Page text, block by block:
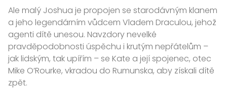
Ale malý Joshua je propojen se starodávným klanem
a jeho legendárním vůdcem Vladem Draculou, jehož
agenti dítě unesou. Navzdory nevelké
pravděpodobnosti úspěchu i krutým nepřátelům –
jak lidským, tak upířím – se Kate a její spojenec, otec
Mike O’Rourke, vkradou do Rumunska, aby získali dítě
zpět.